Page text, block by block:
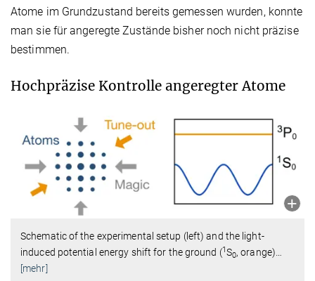
Atome im Grundzustand bereits gemessen wurden, konnte
man sie für angeregte Zustände bisher noch nicht präzise
bestimmen.
Hochpräzise Kontrolle angeregter Atome
Schematic of the experimental setup (left) and the light-
induced potential energy shift for the ground (1S0, orange)
[mehr]